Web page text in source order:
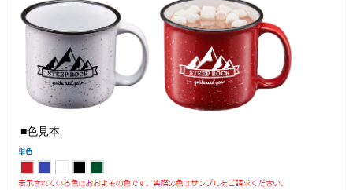
■色見本